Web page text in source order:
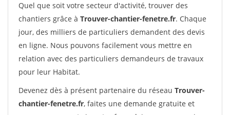
Quel que soit votre secteur d'activité, trouver des
chantiers grâce à Trouver-chantier-fenetre.fr. Chaque
jour, des milliers de particuliers demandent des devis
en ligne. Nous pouvons facilement vous mettre en
relation avec des particuliers demandeurs de travaux
pour leur Habitat.
Devenez dès à présent partenaire du réseau Trouver-
chantier-fenetre.fr, faites une demande gratuite et